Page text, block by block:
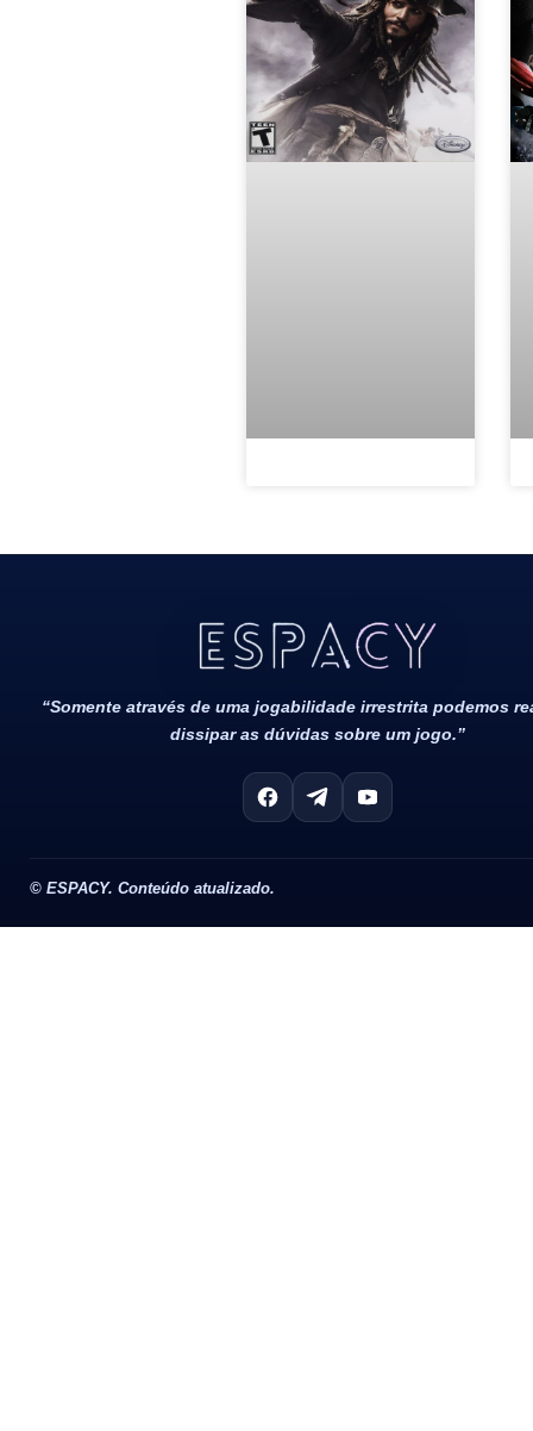
Todos Os Direitos Reservados 2022/2023​
“Somente através de uma jogabilidade irrestrita podemos
dissipar as dúvidas sobre um jogo.”
© ESPACY. Conteúdo atualizado.